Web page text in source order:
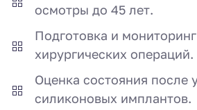
осмотры до 45 лет.
Подготовка и
хирургических операций.
Оценка состояния после
силиконовых имплантов.